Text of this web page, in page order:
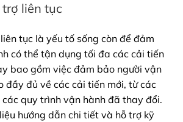
liên tục
tục là yếu tố sống còn để đảm
có thể tận dụng tối đa các cải tiến
bao gồm việc đảm bảo người vận
đầy đủ về các cải tiến mới, từ các
quy trình vận hành đã thay đổi.
hướng dẫn chi tiết và hỗ trợ kỹ